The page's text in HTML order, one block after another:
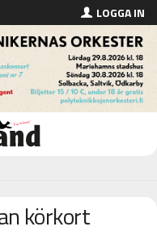
LOGGA IN
körkort